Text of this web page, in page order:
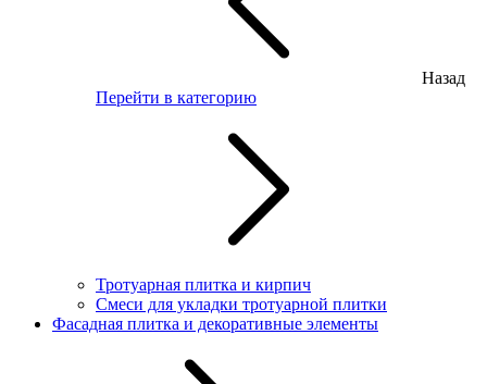
Назад
Перейти в категорию
Тротуарная плитка и кирпич
Смеси для укладки тротуарной плитки
Фасадная плитка и декоративные элементы